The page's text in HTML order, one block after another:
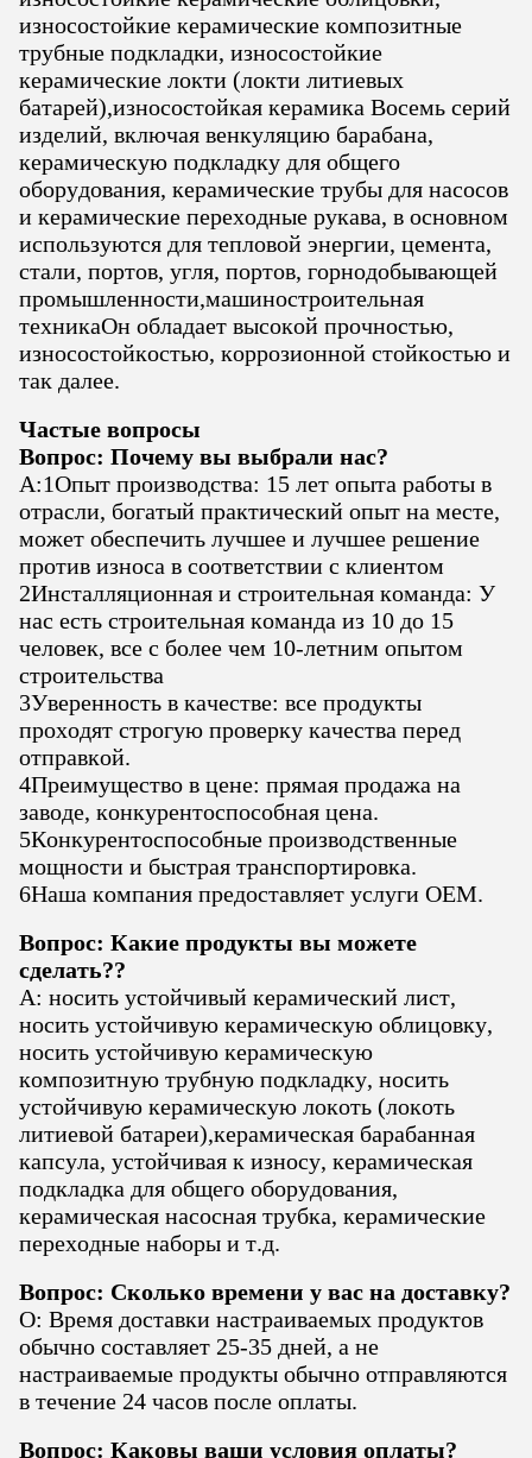
износостойкие керамические композитные
трубные подкладки, износостойкие
керамические локти (локти литиевых
батарей),износостойкая керамика Восемь серий
изделий, включая венкуляцию барабана,
керамическую подкладку для общего
оборудования, керамические трубы для насосов
и керамические переходные рукава, в основном
используются для тепловой энергии, цемента,
стали, портов, угля, портов, горнодобывающей
промышленности,машиностроительная
техникаОн обладает высокой прочностью,
износостойкостью, коррозионной стойкостью и
так далее.
Частые вопросы
Вопрос: Почему вы выбрали нас?
А:1Опыт производства: 15 лет опыта работы в
отрасли, богатый практический опыт на месте,
может обеспечить лучшее и лучшее решение
против износа в соответствии с клиентом
2Инсталляционная и строительная команда: У
нас есть строительная команда из 10 до 15
человек, все с более чем 10-летним опытом
строительства
3Уверенность в качестве: все продукты
проходят строгую проверку качества перед
отправкой.
4Преимущество в цене: прямая продажа на
заводе, конкурентоспособная цена.
5Конкурентоспособные производственные
мощности и быстрая транспортировка.
6Наша компания предоставляет услуги OEM.
Вопрос: Какие продукты вы можете
сделать??
A: носить устойчивый керамический лист,
носить устойчивую керамическую облицовку,
носить устойчивую керамическую
композитную трубную подкладку, носить
устойчивую керамическую локоть (локоть
литиевой батареи),керамическая барабанная
капсула, устойчивая к износу, керамическая
подкладка для общего оборудования,
керамическая насосная трубка, керамические
переходные наборы и т.д.
Вопрос: Сколько времени у вас на доставку?
О: Время доставки настраиваемых продуктов
обычно составляет 25-35 дней, а не
настраиваемые продукты обычно отправляются
в течение 24 часов после оплаты.
Вопрос: Каковы ваши условия оплаты?